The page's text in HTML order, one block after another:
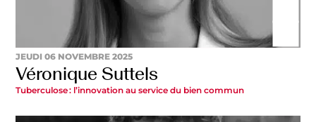
JEUDI 06 NOVEMBRE 2025
Véronique Suttels
Tuberculose : l’innovation au service du bien commun